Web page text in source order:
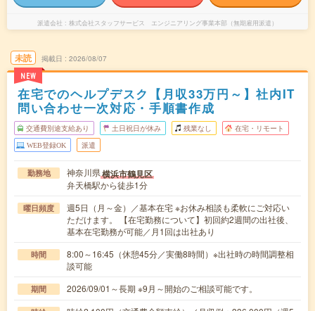
派遣会社 株式会社スタッフサービス エンジニアリング事業本部（無期雇用派遣）
未読
NEW
掲載日 2026/08/07
在宅でのヘルプデスク【月収33万円～】社内IT
問い合わせ一次対応・手順書作成
交通費別途支給あり 土日祝日が休み 残業なし 在宅・リモート
WEB登録OK 派遣
勤務地 神奈川県横浜市鶴見区
弁天橋駅から徒歩1分
曜日頻度
週5日（月～金）／基本在宅 ※お休み相談も柔軟にご対応い
ただけます。 【在宅勤務について】初回約2週間の出社後、
基本在宅勤務が可能／月1回は出社あり
時間
8:00～16:45（休憩45分／実働8時間）※出社時の時間調整相
談可能
期間 2026/09/01～長期 ※9月～開始のご相談可能です。